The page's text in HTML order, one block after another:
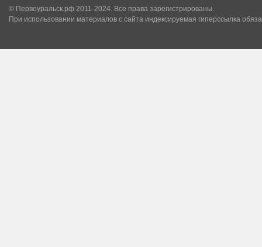
© Первоуральск.рф 2011-2024. Все права зарегистрированы.
При использовании материалов с сайта индексируемая гиперссылка